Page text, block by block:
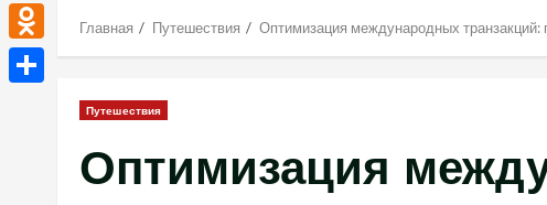
Главная Путешествия Оптимизация международных
Путешествия
Оптимизация
VK
Odnoklassniki
Отправить